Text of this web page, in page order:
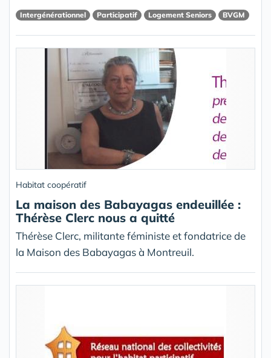
Intergénérationnel Participatif Logement Seniors BVGM
Habitat coopératif
La maison des Babayagas endeuillée :
Thérèse Clerc nous a quitté
Thérèse Clerc, militante féministe et fondatrice de
la Maison des Babayagas à Montreuil.